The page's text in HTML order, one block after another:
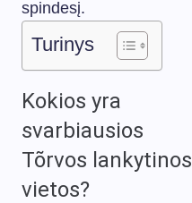
spindesį.
Turinys
Kokios yra
svarbiausios
Tõrvos lankytinos
vietos?